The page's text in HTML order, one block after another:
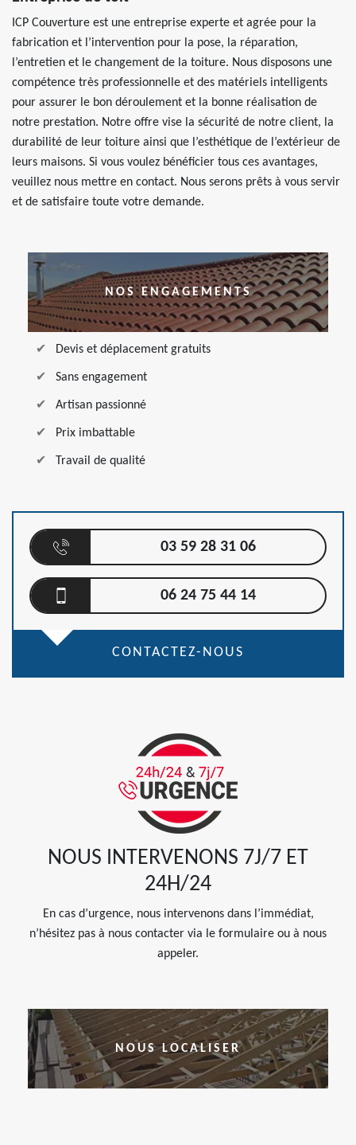
ICP Couverture est une entreprise experte et agrée pour la
fabrication et l’intervention pour la pose, la réparation,
l’entretien et le changement de la toiture. Nous disposons une
compétence très professionnelle et des matériels intelligents
pour assurer le bon déroulement et la bonne réalisation de
notre prestation. Notre offre vise la sécurité de notre client, la
durabilité de leur toiture ainsi que l’esthétique de l’extérieur de
leurs maisons. Si vous voulez bénéficier tous ces avantages,
veuillez nous mettre en contact. Nous serons prêts à vous servir
et de satisfaire toute votre demande.
NOS ENGAGEMENTS
Devis et déplacement gratuits
Sans engagement
Artisan passionné
Prix imbattable
Travail de qualité
03 59 28 31 06
06 24 75 44 14
CONTACTEZ-NOUS
NOUS INTERVENONS 7J/7 ET
24H/24
En cas d’urgence, nous intervenons dans l’immédiat,
n’hésitez pas à nous contacter via le formulaire ou à nous
appeler.
NOUS LOCALISER